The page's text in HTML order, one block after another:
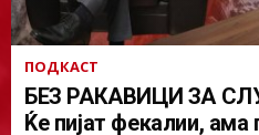
ПОДКАСТ
БЕЗ РАКАВИЦИ ЗА
Ќе пијат фекалии,